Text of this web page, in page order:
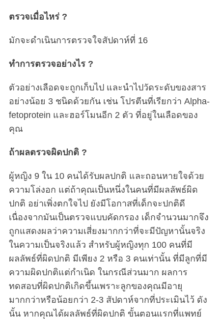
ตรวจเมื่อไหร่ ?
มักจะดำเนินการตรวจใจสัปดาห์ที่ 16
ทำการตรวจอย่างไร ?
ตัวอย่างเลือดจะถูกเก็บไป และนำไปวัดระดับของสาร
อย่างน้อย 3 ชนิดด้วยกัน เช่น โปรตีนที่เรียกว่า Alpha-
fetoprotein และฮอร์โมนอีก 2 ตัว ที่อยู่ในเลือดของ
คุณ
ถ้าผลตรวจผิดปกติ ?
ผู้หญิง 9 ใน 10 คนได้รับผลปกติ และถอนหายใจด้วย
ความโล่งอก แต่ถ้าคุณเป็นหนึ่งในคนที่มีผลลัพธ์ผิด
ปกติ อย่าเพิ่งตกใจไป ยังมีโอกาสที่เด็กจะปกติดี
เนื่องจากมันเป็นตรวจแบบคัดกรอง เด็กจำนวนมากจึง
ถูกแสดงผลว่าความเสี่ยงมากกว่าที่จะมีปัญหานั้นจริง
ในความเป็นจริงแล้ว สำหรับผู้หญิงทุก 100 คนที่มี
ผลลัพธ์ที่ผิดปกติ มีเพียง 2 หรือ 3 คนเท่านั้น ที่มีลูกที่มี
ความผิดปกติแต่กำเนิด ในกรณีส่วนมาก ผลการ
ทดสอบที่ผิดปกติเกิดขึ้นเพราะลูกของคุณมีอายุ
มากกว่าหรือน้อยกว่า 2-3 สัปดาห์จากที่ประเมินไว้ ดัง
นั้น หากคุณได้ผลลัพธ์ที่ผิดปกติ ขั้นตอนแรกที่แพทย์